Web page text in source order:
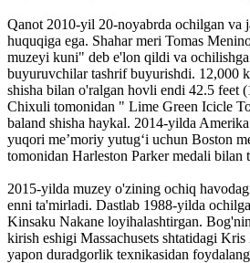
Qanot 2010-yil 20-noyabrda ochilgan va
huquqiga ega. Shahar meri Tomas
muzeyi kuni" deb e'lon qildi va
buyuruvchilar tashrif buyurishdi. 12,000
shisha bilan o'ralgan hovli endi 42.5 feet
Chixuli tomonidan " Lime Green Icicle
baland shisha haykal. 2014-yilda
yuqori meʼmoriy yutugʻi uchun Boston
tomonidan Harleston Parker medali bilan
2015-yilda muzey o'zining ochiq
enni ta'mirladi. Dastlab 1988-yilda
Kinsaku Nakane loyihalashtirgan.
kirish eshigi Massachusets shtatidagi
yapon duradgorlik texnikasidan